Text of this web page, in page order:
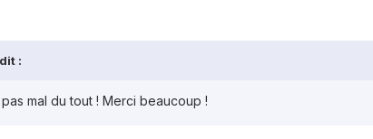
:
mal du tout ! Merci beaucoup !